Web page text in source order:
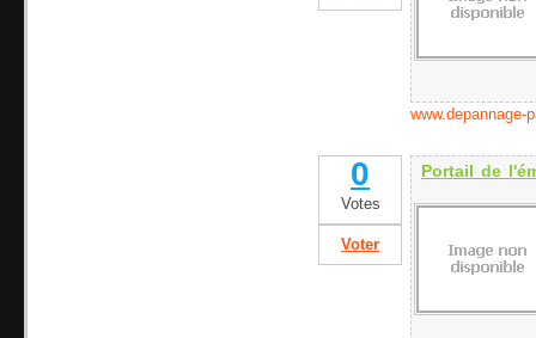
www.depannage-
0
Votes
Voter
Portail de